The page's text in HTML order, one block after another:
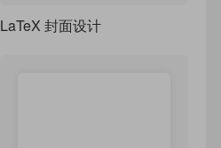
LaTeX 封面设计